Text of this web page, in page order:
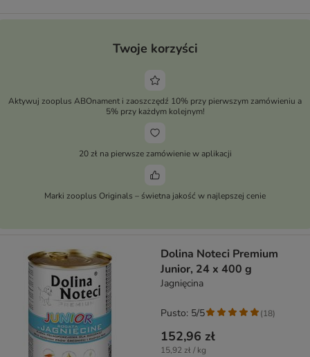
Twoje korzyści
Aktywuj zooplus ABOnament i zaoszczędź 10% przy pierwszym zamówieniu a
5% przy każdym kolejnym!
20 zł na pierwsze zamówienie w aplikacji
Marki zooplus Originals – świetna jakość w najlepszej cenie
Dolina Noteci Premium
Junior, 24 x 400 g
Jagnięcina
152,96 zł
15,92 zł / kg
Pusto: 5/5 (18)